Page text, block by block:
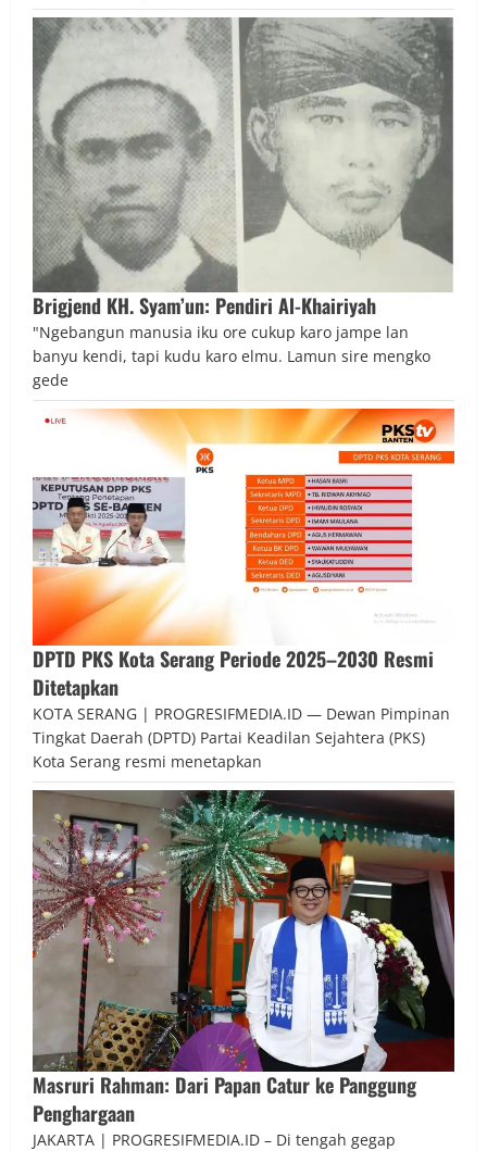
Brigjend KH. Syam’un: Pendiri Al-Khairiyah
"Ngebangun manusia iku ore cukup karo jampe lan
banyu kendi, tapi kudu karo elmu. Lamun sire mengko
gede
DPTD PKS Kota Serang Periode 2025–2030 Resmi
Ditetapkan
KOTA SERANG | PROGRESIFMEDIA.ID — Dewan Pimpinan
Tingkat Daerah (DPTD) Partai Keadilan Sejahtera (PKS)
Kota Serang resmi menetapkan
Masruri Rahman: Dari Papan Catur ke Panggung
Penghargaan
JAKARTA | PROGRESIFMEDIA.ID – Di tengah gegap